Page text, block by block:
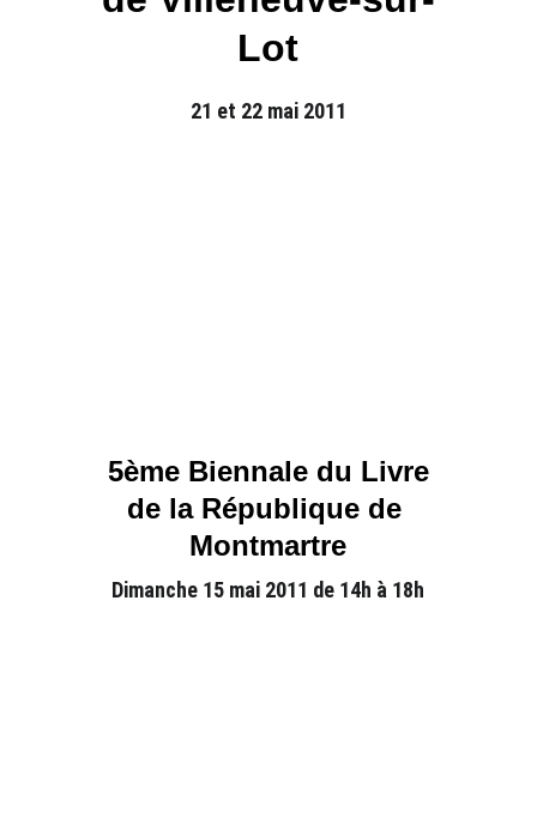
Lot
21 et 22 mai 2011
5ème Biennale du Livre
de la République de
Montmartre
Dimanche 15 mai 2011 de 14h à 18h